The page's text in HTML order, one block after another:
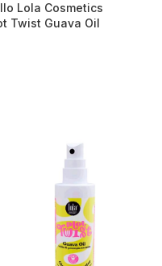
Lola Cosmetics
Twist Guava Oil